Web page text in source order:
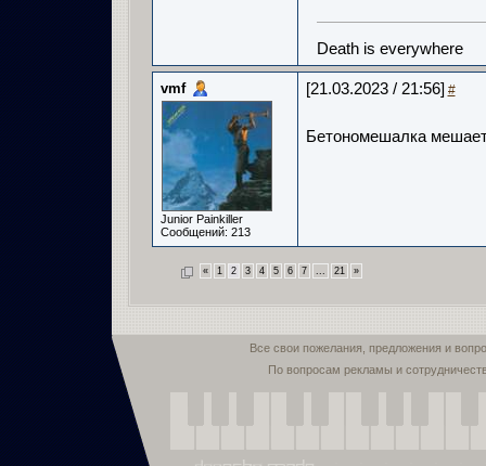
Death is everywhere
vmf
Junior Painkiller
Сообщений: 213
[21.03.2023 / 21:56] #
Бетономешалка
« 1 2 3 4 5 6 7 ... 21 »
Все свои пожелания, предложения и
По вопросам рекламы и